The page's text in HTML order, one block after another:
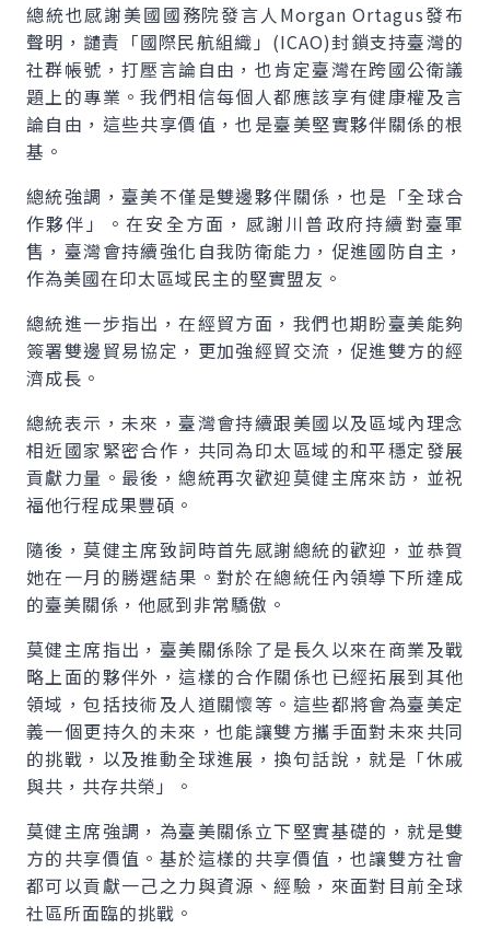
總統也感謝美國國務院發言人Morgan Ortagus發布
聲明，譴責「國際民航組織」(ICAO)封鎖支持臺灣的
社群帳號，打壓言論自由，也肯定臺灣在跨國公衛議
題上的專業。我們相信每個人都應該享有健康權及言
論自由，這些共享價值，也是臺美堅實夥伴關係的根
基。
總統強調，臺美不僅是雙邊夥伴關係，也是「全球合
作夥伴」。在安全方面，感謝川普政府持續對臺軍
售，臺灣會持續強化自我防衛能力，促進國防自主，
作為美國在印太區域民主的堅實盟友。
總統進一步指出，在經貿方面，我們也期盼臺美能夠
簽署雙邊貿易協定，更加強經貿交流，促進雙方的經
濟成長。
總統表示，未來，臺灣會持續跟美國以及區域內理念
相近國家緊密合作，共同為印太區域的和平穩定發展
貢獻力量。最後，總統再次歡迎莫健主席來訪，並祝
福他行程成果豐碩。
隨後，莫健主席致詞時首先感謝總統的歡迎，並恭賀
她在一月的勝選結果。對於在總統任內領導下所達成
的臺美關係，他感到非常驕傲。
莫健主席指出，臺美關係除了是長久以來在商業及戰
略上面的夥伴外，這樣的合作關係也已經拓展到其他
領域，包括技術及人道關懷等。這些都將會為臺美定
義一個更持久的未來，也能讓雙方攜手面對未來共同
的挑戰，以及推動全球進展，換句話說，就是「休戚
與共，共存共榮」。
莫健主席強調，為臺美關係立下堅實基礎的，就是雙
方的共享價值。基於這樣的共享價值，也讓雙方社會
都可以貢獻一己之力與資源、經驗，來面對目前全球
社區所面臨的挑戰。